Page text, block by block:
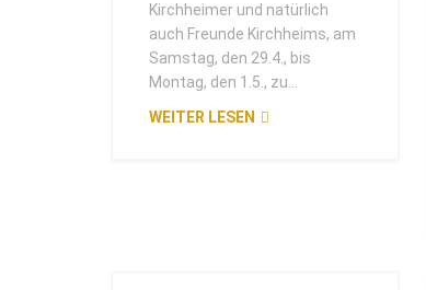
Kirchheimer und natürlich
auch Freunde Kirchheims, am
Samstag, den 29.4., bis
Montag, den 1.5., zu...
WEITER LESEN